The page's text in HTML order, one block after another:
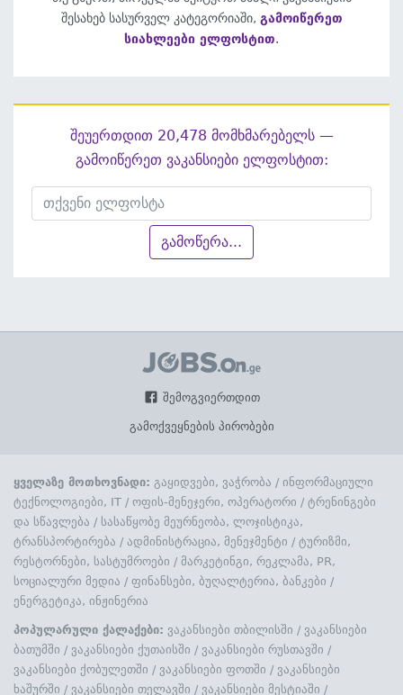
შესახებ სასურველ კატეგორიაში, გამოიწერეთ
სიახლეები ელფოსტით.
შეუერთდით 20,478 მომხმარებელს —
გამოიწერეთ ვაკანსიები ელფოსტით:
გამოწერა...
შემოგვიერთდით
გამოქვეყნების პირობები
ყველაზე მოთხოვნადი: გაყიდვები, ვაჭრობა / ინფორმაციული
ტექნოლოგიები, IT / ოფის-მენეჯერი, ოპერატორი / ტრენინგები
და სწავლება / სასაწყობე მეურნეობა, ლოჯისტიკა,
ტრანსპორტირება / ადმინისტრაცია, მენეჯმენტი / ტურიზმი,
რესტორნები, სასტუმროები / მარკეტინგი, რეკლამა, PR,
სოციალური მედია / ფინანსები, ბუღალტერია, ბანკები /
ენერგეტიკა, ინჟინერია
პოპულარული ქალაქები: ვაკანსიები თბილისში / ვაკანსიები
ბათუმში / ვაკანსიები ქუთაისში / ვაკანსიები რუსთავში /
ვაკანსიები ქობულეთში / ვაკანსიები ფოთში / ვაკანსიები
ხაშურში / ვაკანსიები თელავში / ვაკანსიები მესტიაში /